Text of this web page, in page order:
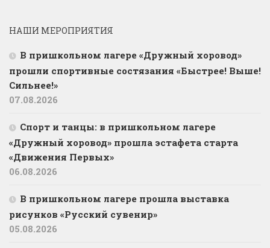
НАШИ МЕРОПРИЯТИЯ
В пришкольном лагере «Дружный хоровод»
прошли спортивные состязания «Быстрее! Выше!
Сильнее!»
07.08.2026
Спорт и танцы: в пришкольном лагере
«Дружный хоровод» прошла эстафета старта
«Движения Первых»
06.08.2026
В пришкольном лагере прошла выставка
рисунков «Русский сувенир»
05.08.2026